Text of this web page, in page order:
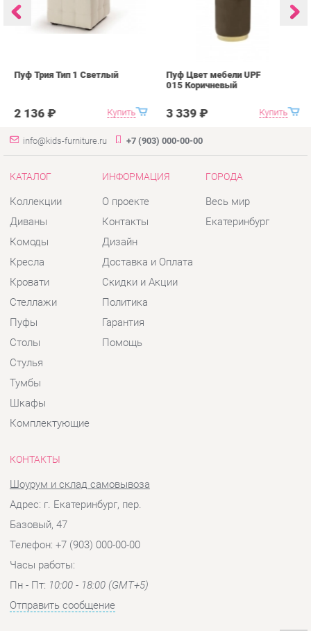
Купить
2 136 ₽
КАТАЛОГ
Коллекции
Комоды
Кровати
Стеллажи
Пуфы
Столы
Стулья
Тумбы
Шкафы
Комплектующие
О проекте
Дизайн
Скидки и Акции
Политика
Гарантия
Помощь
ГОРОДА
Весь мир
Шоурум и склад самовывоза
Адрес: г. Екатеринбург, пер.
Базовый, 47
Часы работы:
Отправить сообщение